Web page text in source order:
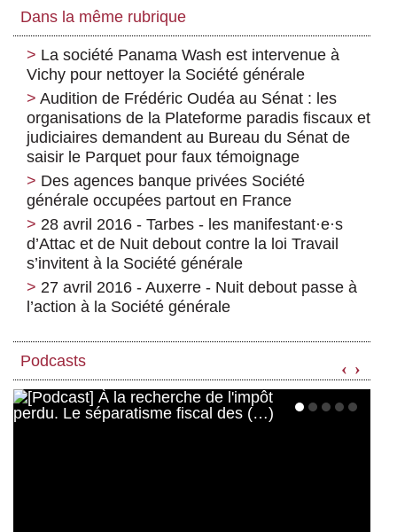
Dans la même rubrique
La société Panama Wash est intervenue à
Vichy pour nettoyer la Société générale
Audition de Frédéric Oudéa au Sénat : les
organisations de la Plateforme paradis fiscaux et
judiciaires demandent au Bureau du Sénat de
saisir le Parquet pour faux témoignage
Des agences banque privées Société
générale occupées partout en France
28 avril 2016 - Tarbes - les manifestant·e·s
d’Attac et de Nuit debout contre la loi Travail
s’invitent à la Société générale
27 avril 2016 - Auxerre - Nuit debout passe à
l’action à la Société générale
Podcasts ‹ ›